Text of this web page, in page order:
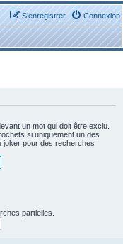
Connexion
S’enregistrer
un mot qui doit être exclu.
si uniquement un des
joker pour des recherches
partielles.